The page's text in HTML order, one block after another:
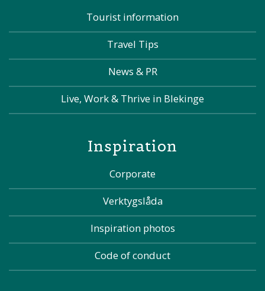
Tourist information
Travel Tips
News & PR
Live, Work & Thrive in Blekinge
Inspiration
Corporate
Verktygslåda
Inspiration photos
Code of conduct